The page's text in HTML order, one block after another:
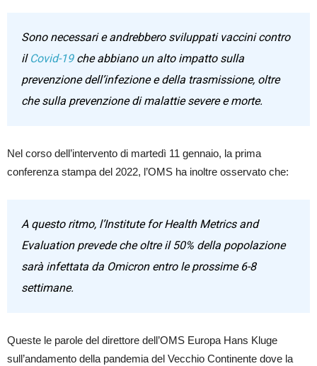
Sono necessari e andrebbero sviluppati vaccini contro
il Covid-19che abbiano un alto impatto sulla
prevenzione dell’infezione e della trasmissione, oltre
che sulla prevenzione di malattie severe e morte.
Nel corso dell’intervento di martedì 11 gennaio, la prima
conferenza stampa del 2022, l’OMS ha inoltre osservato che:
A questo ritmo, l’Institute for Health Metrics and
Evaluation prevede che oltre il 50% della popolazione
sarà infettata da Omicron entro le prossime 6-8
settimane.
Queste le parole del direttore dell’OMS Europa Hans Kluge
sull’andamento della pandemia del Vecchio Continente dove la